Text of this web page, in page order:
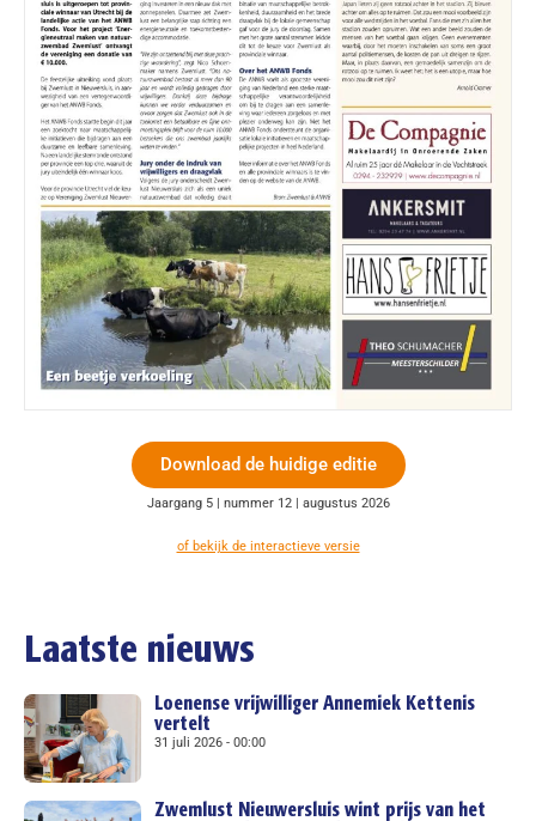
Download de huidige editie
Jaargang 5 | nummer 12 | augustus 2026
of bekijk de interactieve versie
Laatste nieuws
Loenense vrijwilliger Annemiek Kettenis
vertelt
31 juli 2026 00:00
Zwemlust Nieuwersluis wint prijs van het